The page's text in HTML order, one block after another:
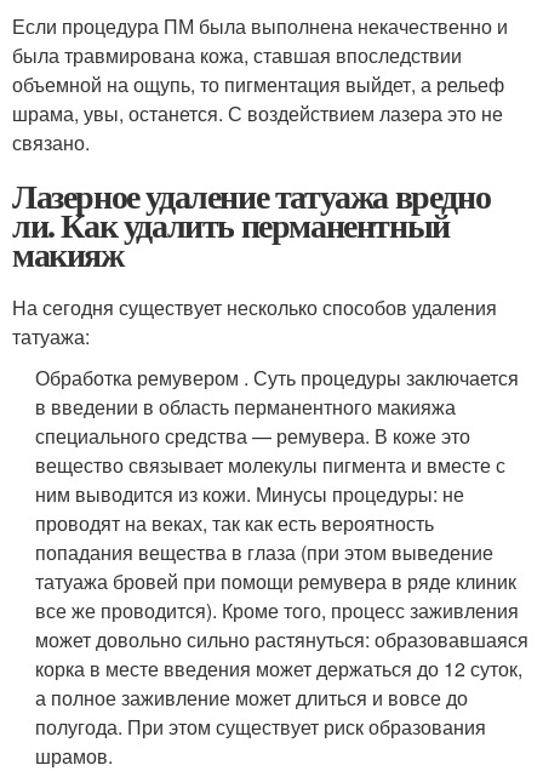
Если процедура ПМ была выполнена некачественно и
была травмирована кожа, ставшая впоследствии
объемной на ощупь, то пигментация выйдет, а рельеф
шрама, увы, останется. С воздействием лазера это не
связано.
Лазерное удаление татуажа вредно
ли. Как удалить перманентный
макияж
На сегодня существует несколько способов удаления
татуажа:
Обработка ремувером . Суть процедуры заключается
в введении в область перманентного макияжа
специального средства — ремувера. В коже это
вещество связывает молекулы пигмента и вместе с
ним выводится из кожи. Минусы процедуры: не
проводят на веках, так как есть вероятность
попадания вещества в глаза (при этом выведение
татуажа бровей при помощи ремувера в ряде клиник
все же проводится). Кроме того, процесс заживления
может довольно сильно растянуться: образовавшаяся
корка в месте введения может держаться до 12 суток,
а полное заживление может длиться и вовсе до
полугода. При этом существует риск образования
шрамов.